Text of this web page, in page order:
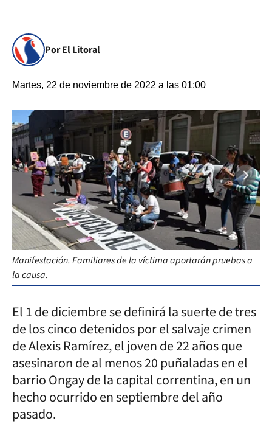
Por El Litoral
Martes, 22 de noviembre de 2022 a las 01:00
Manifestación. Familiares de la víctima aportarán pruebas a
la causa.
El 1 de diciembre se definirá la suerte de tres
de los cinco detenidos por el salvaje crimen
de Alexis Ramírez, el joven de 22 años que
asesinaron de al menos 20 puñaladas en el
barrio Ongay de la capital correntina, en un
hecho ocurrido en septiembre del año
pasado.